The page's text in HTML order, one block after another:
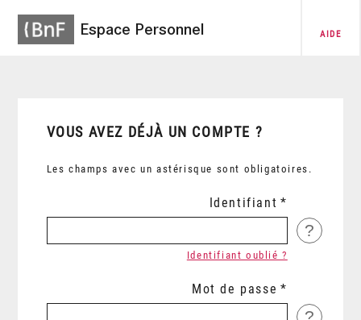
Espace Personnel AIDE
VOUS AVEZ DÉJÀ UN COMPTE ?
Les champs avec un astérisque sont obligatoires.
Identifiant
?
Identifiant oublié ?
Mot de passe
?